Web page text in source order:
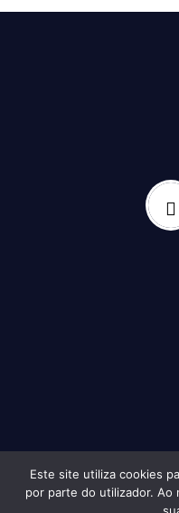
Copyright © 2026
Este site utiliza cookies
por parte do utilizador. Ao